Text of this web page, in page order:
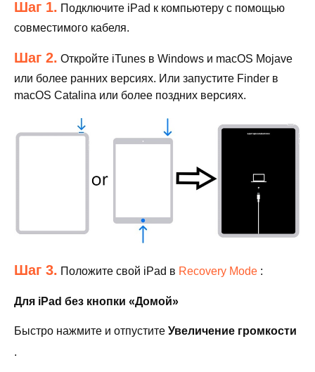
Шаг 1. Подключите iPad к компьютеру с помощью
совместимого кабеля.
Шаг 2. Откройте iTunes в Windows и macOS Mojave
или более ранних версиях. Или запустите Finder в
macOS Catalina или более поздних версиях.
Шаг 3. Положите свой iPad в Recovery Mode :
Для iPad без кнопки «Домой»
Быстро нажмите и отпустите Увеличение громкости
.